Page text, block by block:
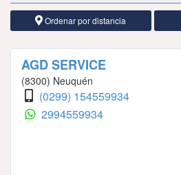
Ordenar por distancia
AGD SERVICE
(8300) Neuquén
(0299) 154559934
2994559934